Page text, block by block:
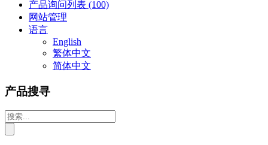
产品询问列表 (100)
网站管理
语言
English
繁体中文
简体中文
产品搜寻